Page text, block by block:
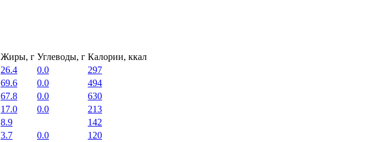
Жиры, г Углеводы, г Калории, ккал
26.4 0.0
297
69.6 0.0
494
67.8 0.0
630
17.0 0.0
213
8.9
142
3.7 0.0
120